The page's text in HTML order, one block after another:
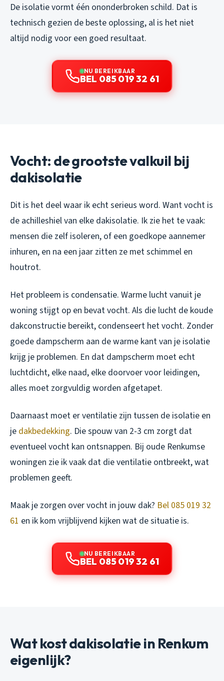
De isolatie vormt één ononderbroken schild. Dat is
technisch gezien de beste oplossing, al is het niet
altijd nodig voor een goed resultaat.
NU BEREIKBAAR
BEL 085 019 32 61
Vocht: de grootste valkuil bij
dakisolatie
Dit is het deel waar ik echt serieus word. Want vocht is
de achilleshiel van elke dakisolatie. Ik zie het te vaak:
mensen die zelf isoleren, of een goedkope aannemer
inhuren, en na een jaar zitten ze met schimmel en
houtrot.
Het probleem is condensatie. Warme lucht vanuit je
woning stijgt op en bevat vocht. Als die lucht de koude
dakconstructie bereikt, condenseert het vocht. Zonder
goede dampscherm aan de warme kant van je isolatie
krijg je problemen. En dat dampscherm moet echt
luchtdicht, elke naad, elke doorvoer voor leidingen,
alles moet zorgvuldig worden afgetapet.
Daarnaast moet er ventilatie zijn tussen de isolatie en
je dakbedekking. Die spouw van 2-3 cm zorgt dat
eventueel vocht kan ontsnappen. Bij oude Renkumse
woningen zie ik vaak dat die ventilatie ontbreekt, wat
problemen geeft.
Maak je zorgen over vocht in jouw dak? Bel 085 019 32
61 en ik kom vrijblijvend kijken wat de situatie is.
NU BEREIKBAAR
BEL 085 019 32 61
Wat kost dakisolatie in Renkum
eigenlijk?